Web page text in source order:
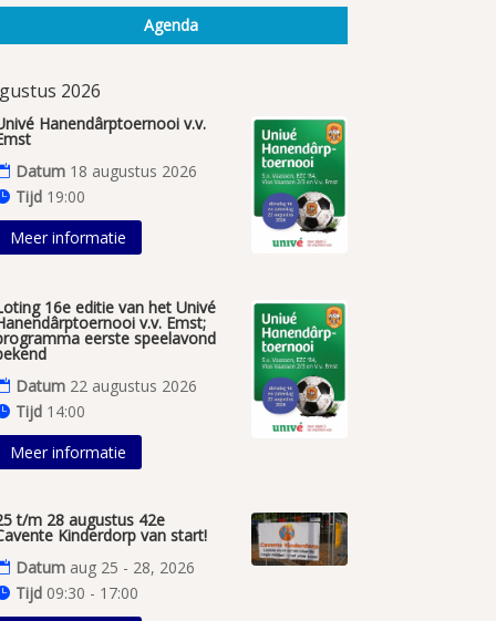
Agenda
2026
Hanendârptoernooi v.v.
Datum 18 augustus 2026
Tijd 19:00
Meer informatie
16e editie van het Univé
v.v. Emst;
eerste speelavond
Datum 22 augustus 2026
Tijd 14:00
Meer informatie
t/m 28 augustus 42e
Kinderdorp van start!
Datum aug 25 - 28, 2026
Tijd 09:30 - 17:00